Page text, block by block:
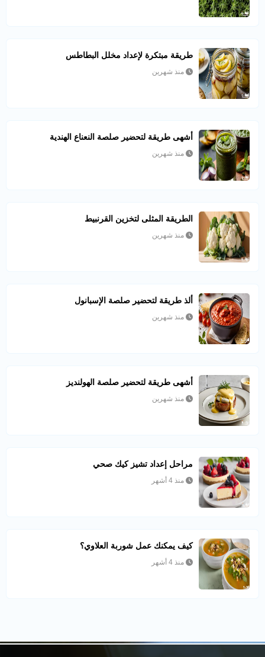
طريقة مبتكرة لإعداد مخلل البطاطس
منذ شهرين
أشهى طريقة لتحضير صلصة النعناع الهندية
منذ شهرين
الطريقة المثلى لتخزين القرنبيط
منذ شهرين
ألذ طريقة لتحضير صلصة الإسبانول
منذ شهرين
أشهى طريقة لتحضير صلصة الهولنديز
منذ شهرين
مراحل إعداد تشيز كيك صحي
منذ 4 أشهر
كيف يمكنك عمل شوربة العلاوي؟
منذ 4 أشهر